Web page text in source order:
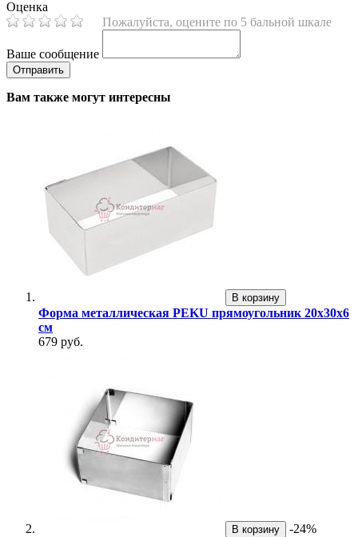
Оценка
Пожалуйста, оцените по 5 бальной шкале
Ваше сообщение
Вам также могут интересны
В корзину
Форма металлическая PEKU прямоугольник 20х30х6
см
679 руб.
В корзину
-24%